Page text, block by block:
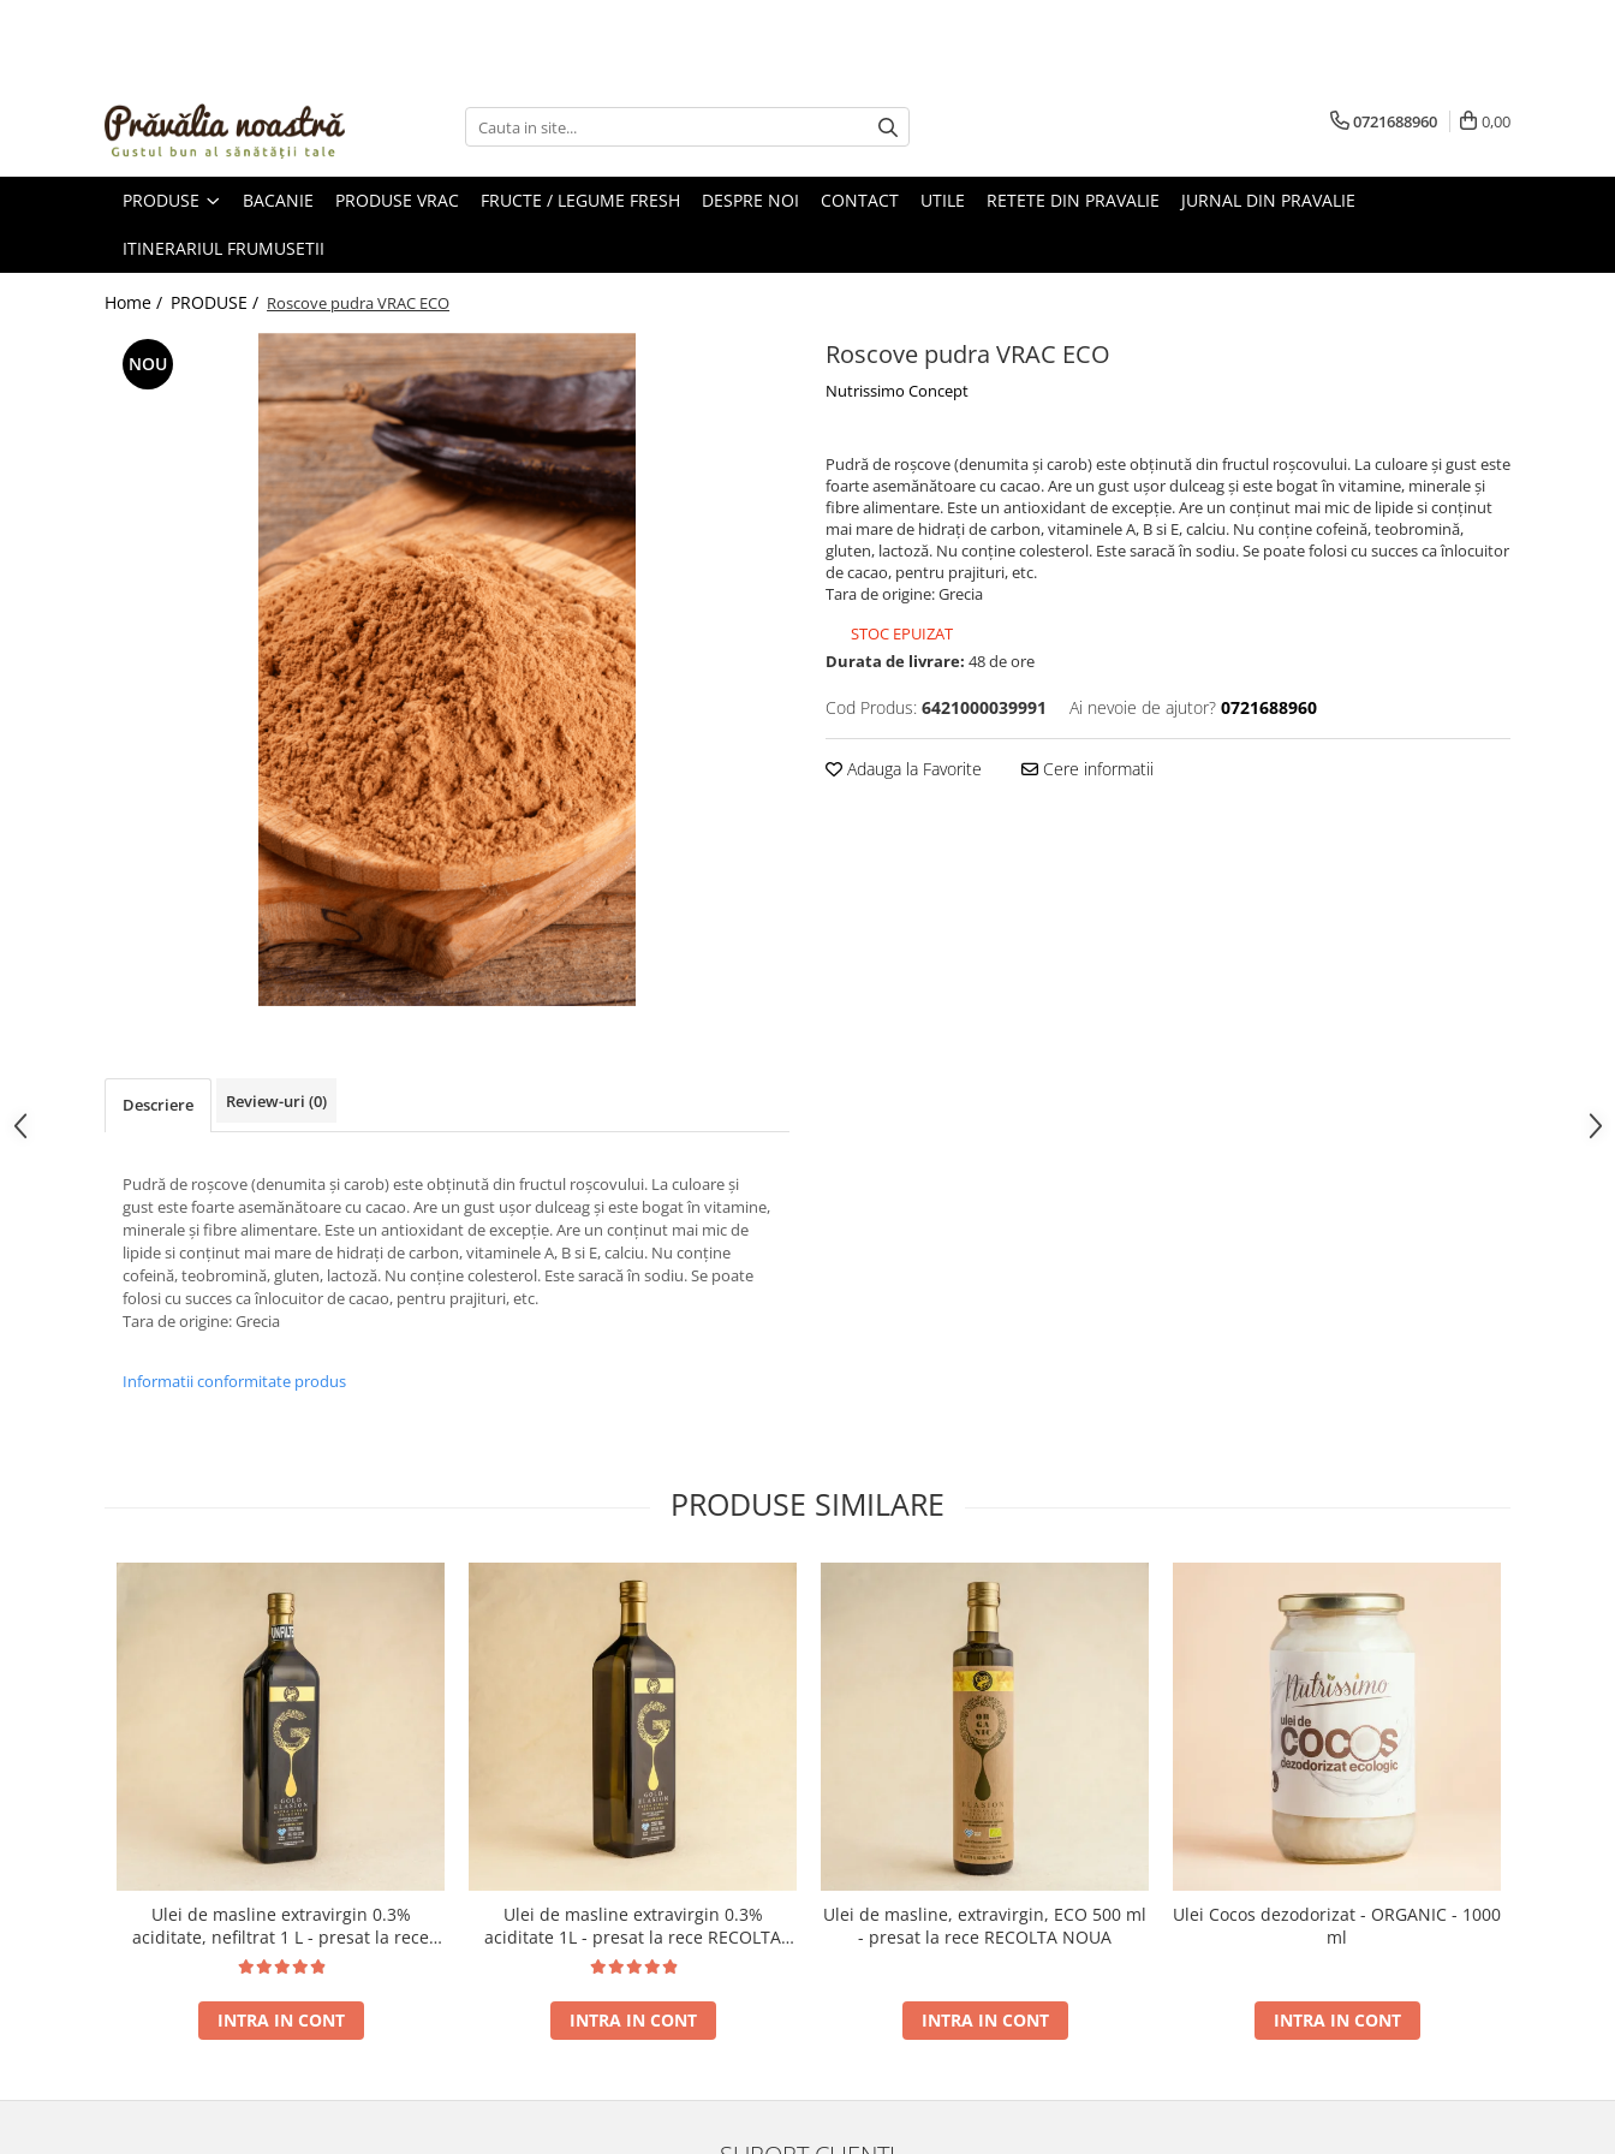
ULEIURI ȘI UNTURI
FRUCTE DESHIDRATATE
ÎNDULCITORI NATURALI / MIERE
FRUCTE LA CONSERVĂ
OȚETURI ȘI SOSURI
0721688960 0,00
PRODUSE BACANIE PRODUSE VRAC FRUCTE / LEGUME FRESH DESPRE NOI CONTACT UTILE RETETE DIN PRAVALIE JURNAL DIN PRAVALIE
ITINERARIUL FRUMUSETII
Home / PRODUSE / Roscove pudra VRAC ECO
Roscove pudra VRAC ECO
Nutrissimo Concept
NOU
Pudră de roșcove (denumita și carob) este obținută din fructul roșcovului. La culoare și gust este
foarte asemănătoare cu cacao. Are un gust ușor dulceag și este bogat în vitamine, minerale și
fibre alimentare. Este un antioxidant de excepție. Are un conținut mai mic de lipide si conținut
mai mare de hidrați de carbon, vitaminele A, B si E, calciu. Nu conține cofeină, teobromină,
gluten, lactoză. Nu conține colesterol. Este saracă în sodiu. Se poate folosi cu succes ca înlocuitor
de cacao, pentru prajituri, etc.
Tara de origine: Grecia
STOC EPUIZAT
Durata de livrare: 48 de ore
Cod Produs: 6421000039991 Ai nevoie de ajutor? 0721688960
Adauga la Favorite Cere informatii
Descriere Review-uri (0)
Pudră de roșcove (denumita și carob) este obținută din fructul roșcovului. La culoare și
gust este foarte asemănătoare cu cacao. Are un gust ușor dulceag și este bogat în vitamine,
minerale și fibre alimentare. Este un antioxidant de excepție. Are un conținut mai mic de
lipide si conținut mai mare de hidrați de carbon, vitaminele A, B si E, calciu. Nu conține
cofeină, teobromină, gluten, lactoză. Nu conține colesterol. Este saracă în sodiu. Se poate
folosi cu succes ca înlocuitor de cacao, pentru prajituri, etc.
Tara de origine: Grecia
Informatii conformitate produs
PRODUSE SIMILARE
Ulei de masline extravirgin 0.3%
aciditate, nefiltrat 1 L - presat la rece
RECOLTA NOUA
INTRA IN CONT
Ulei de masline extravirgin 0.3%
aciditate 1L - presat la rece RECOLTA
NOUA
INTRA IN CONT
Ulei de masline, extravirgin, ECO 500 ml
- presat la rece RECOLTA NOUA
INTRA IN CONT
Ulei Cocos dezodorizat - ORGANIC - 1000
ml
INTRA IN CONT